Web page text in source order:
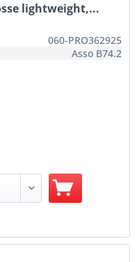
lightweight,...
060-PRO362925
Asso B74.2